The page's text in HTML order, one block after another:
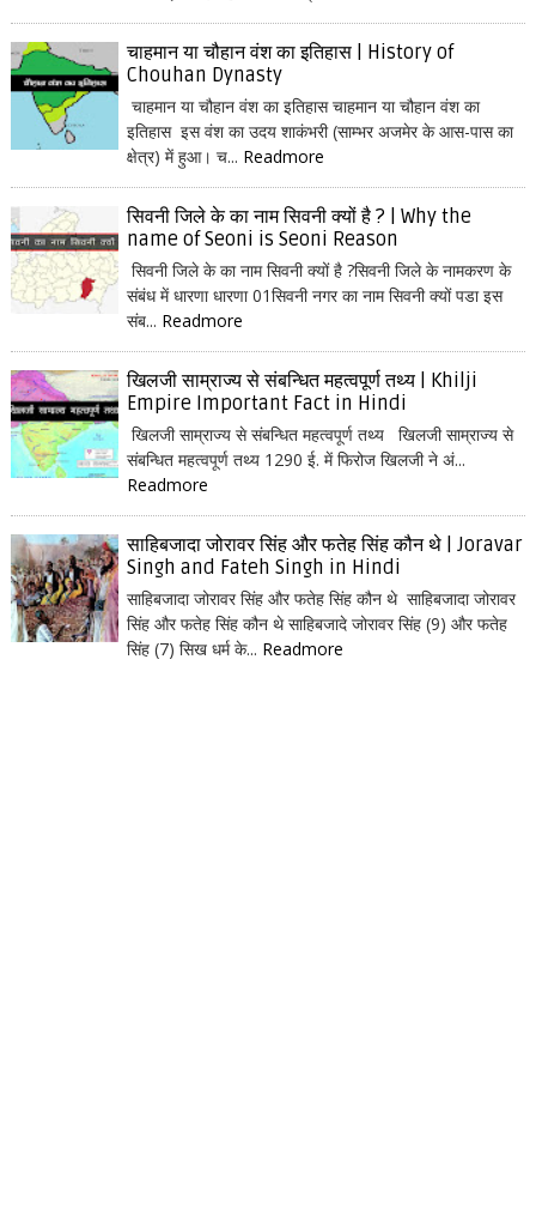
चाहमान या चौहान वंश का इतिहास | History of
Chouhan Dynasty
चाहमान या चौहान वंश का इतिहास चाहमान या चौहान वंश का
इतिहास इस वंश का उदय शाकंभरी (साम्भर अजमेर के आस-पास का
क्षेत्र) में हुआ। च... Readmore
सिवनी जिले के का नाम सिवनी क्यों है ? | Why the
name of Seoni is Seoni Reason
सिवनी जिले के का नाम सिवनी क्यों है ?सिवनी जिले के नामकरण के
संबंध में धारणा धारणा 01सिवनी नगर का नाम सिवनी क्यों पडा इस
संब... Readmore
खिलजी साम्राज्य से संबन्धित महत्वपूर्ण तथ्य | Khilji
Empire Important Fact in Hindi
खिलजी साम्राज्य से संबन्धित महत्वपूर्ण तथ्य खिलजी साम्राज्य से
संबन्धित महत्वपूर्ण तथ्य 1290 ई. में फिरोज खिलजी ने अं...
Readmore
साहिबजादा जोरावर सिंह और फतेह सिंह कौन थे | Joravar
Singh and Fateh Singh in Hindi
साहिबजादा जोरावर सिंह और फतेह सिंह कौन थे साहिबजादा जोरावर
सिंह और फतेह सिंह कौन थे साहिबजादे जोरावर सिंह (9) और फतेह
सिंह (7) सिख धर्म के... Readmore